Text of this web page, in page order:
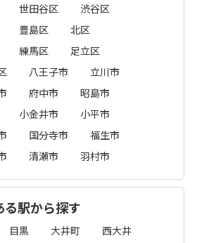
世田谷区
渋谷区
豊島区
北区
練馬区
足立区
八王子市
立川市
府中市
昭島市
小金井市
小平市
国分寺市
福生市
清瀬市 羽村市
る駅から探す
目黒 大井町
西大井